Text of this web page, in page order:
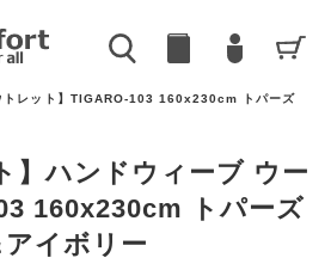
トレット】TIGARO-103 160x230cm トパーズ
】ハンドウィーブ ウー
160x230cm トパーズ
アイボリー